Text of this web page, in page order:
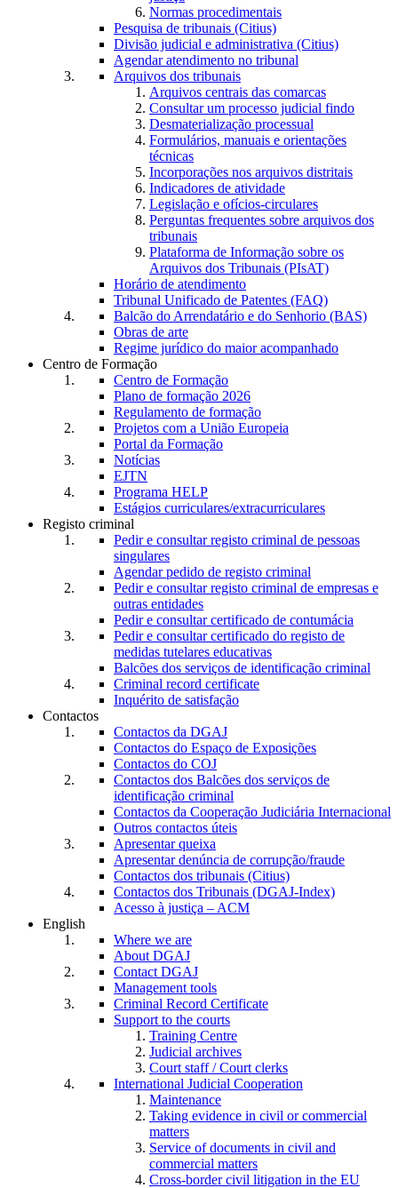
Normas procedimentais
Pesquisa de tribunais (Citius)
Divisão judicial e administrativa (Citius)
Agendar atendimento no tribunal
Arquivos dos tribunais
Arquivos centrais das comarcas
Consultar um processo judicial findo
Desmaterialização processual
Formulários, manuais e orientações
técnicas
Incorporações nos arquivos distritais
Indicadores de atividade
Legislação e ofícios-circulares
Perguntas frequentes sobre arquivos dos
tribunais
Plataforma de Informação sobre os
Arquivos dos Tribunais (PIsAT)
Horário de atendimento
Tribunal Unificado de Patentes (FAQ)
Balcão do Arrendatário e do Senhorio (BAS)
Obras de arte
Regime jurídico do maior acompanhado
Centro de Formação
Centro de Formação
Plano de formação 2026
Regulamento de formação
Projetos com a União Europeia
Portal da Formação
Notícias
EJTN
Programa HELP
Estágios curriculares/extracurriculares
Registo criminal
Pedir e consultar registo criminal de pessoas
singulares
Agendar pedido de registo criminal
Pedir e consultar registo criminal de empresas e
outras entidades
Pedir e consultar certificado de contumácia
Pedir e consultar certificado do registo de
medidas tutelares educativas
Balcões dos serviços de identificação criminal
Criminal record certificate
Inquérito de satisfação
Contactos
Contactos da DGAJ
Contactos do Espaço de Exposições
Contactos do COJ
Contactos dos Balcões dos serviços de
identificação criminal
Contactos da Cooperação Judiciária Internacional
Outros contactos úteis
Apresentar queixa
Apresentar denúncia de corrupção/fraude
Contactos dos tribunais (Citius)
Contactos dos Tribunais (DGAJ-Index)
Acesso à justiça – ACM
English
Where we are
About DGAJ
Contact DGAJ
Management tools
Criminal Record Certificate
Support to the courts
Training Centre
Judicial archives
Court staff / Court clerks
International Judicial Cooperation
Maintenance
Taking evidence in civil or commercial
matters
Service of documents in civil and
commercial matters​​
Cross-border civil litigation in the EU